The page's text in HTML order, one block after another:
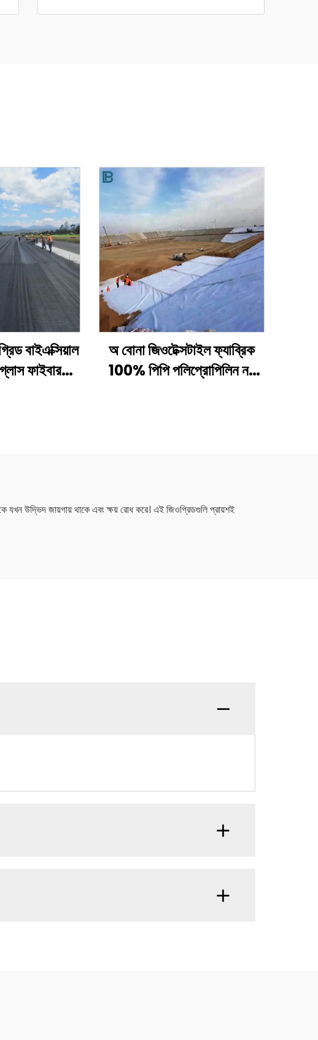
বাইএক্সিয়াল
ফাইবার
অ বোনা জিওটেক্সটাইল ফ্যাব্রিক
100% পিপি পলিপ্রোপিলিন নন
যখন উদ্ভিদ জায়গায় থাকে এবং ক্ষয় রোধ করে। এই জিওগ্রিডগুলি প্রায়শই